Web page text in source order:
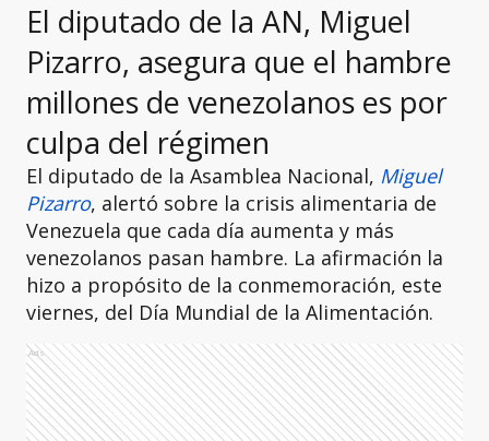
El diputado de la AN, Miguel
Pizarro, asegura que el hambre
millones de venezolanos es por
culpa del régimen
El diputado de la Asamblea Nacional, Miguel
Pizarro, alertó sobre la crisis alimentaria de
Venezuela que cada día aumenta y más
venezolanos pasan hambre. La afirmación la
hizo a propósito de la conmemoración, este
viernes, del Día Mundial de la Alimentación.
Ads